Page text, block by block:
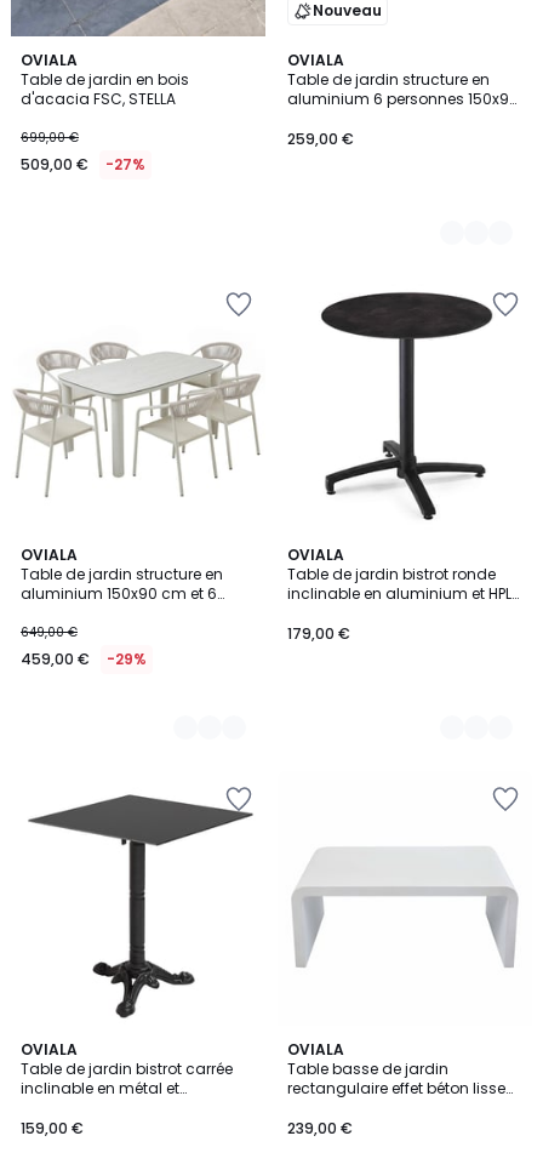
OVIALA
Table de jardin en bois
d'acacia FSC, STELLA
699,00 €
509,00 € -27%
Nouveau
OVIALA
Table de jardin structure en
aluminium 6 personnes 150x90
259,00 €
2
Couleurs
OVIALA
Table de jardin structure en
aluminium 150x90 cm et 6
649,00 €
459,00 € -29%
2
Couleurs
OVIALA
Table de jardin bistrot ronde
inclinable en aluminium et HPL
179,00 €
7
Couleurs
OVIALA
Table de jardin bistrot carrée
inclinable en métal et
cm, OPERA
159,00 €
5
Couleurs
OVIALA
Table basse de jardin
rectangulaire effet béton lisse
239,00 €